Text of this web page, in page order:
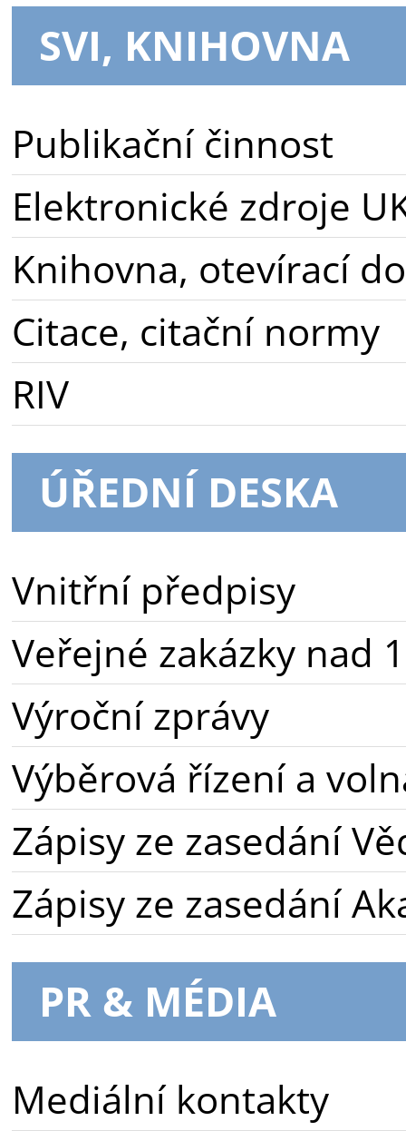
SVI, KNIHOVNA
Publikační činnost
Elektronické zdroje
Knihovna, otevírací
Citace, citační normy
RIV
ÚŘEDNÍ DESKA
Vnitřní předpisy
Veřejné zakázky nad
Výroční zprávy
Výběrová řízení a
Zápisy ze zasedání
Zápisy ze zasedání
PR & MÉDIA
Mediální kontakty